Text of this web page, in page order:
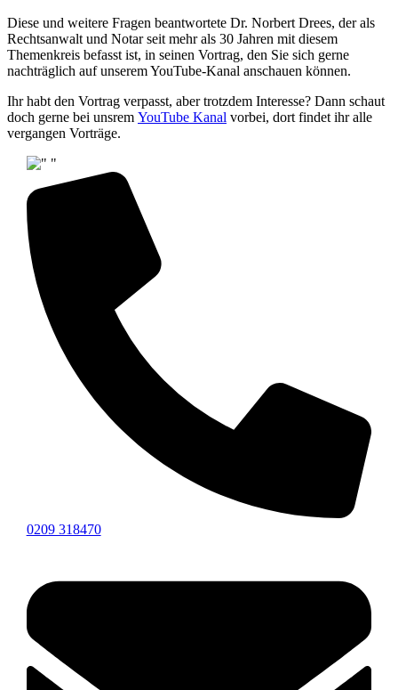
Diese und weitere Fragen beantwortete Dr. Norbert Drees, der als
Rechtsanwalt und Notar seit mehr als 30 Jahren mit diesem
Themenkreis befasst ist, in seinen Vortrag, den Sie sich gerne
nachträglich auf unserem YouTube-Kanal anschauen können.
Ihr habt den Vortrag verpasst, aber trotzdem Interesse? Dann schaut
doch gerne bei unsrem YouTube Kanal vorbei, dort findet ihr alle
vergangen Vorträge.
0209 318470